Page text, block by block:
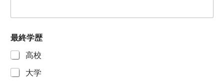
最終学歴
高校
大学